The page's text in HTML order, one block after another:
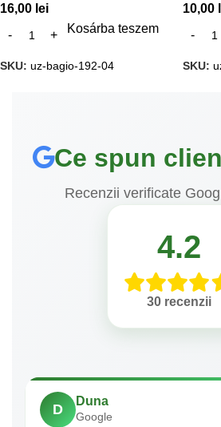
16,00 lei
Kosárba teszem
SKU: uz-bagio-192-04
10,00
SKU:
Ce spun
Recenzii verificate
4.2
30 recenzii
D
Duna
Google